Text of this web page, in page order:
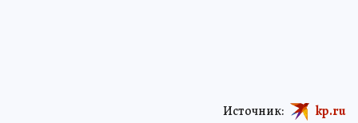
Источник: kp.ru